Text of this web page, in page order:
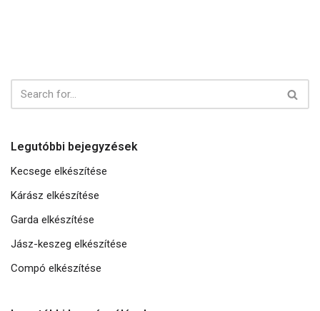
Legutóbbi bejegyzések
Kecsege elkészítése
Kárász elkészítése
Garda elkészítése
Jász-keszeg elkészítése
Compó elkészítése